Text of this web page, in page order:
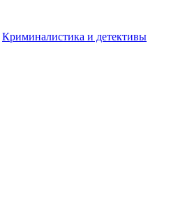
Криминалистика и детективы